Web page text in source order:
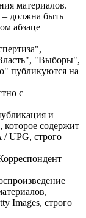
материалов.
– должна быть
абзаце
"Выборы",
публикуются на
с
и
которое содержит
UPG, строго
Images, строго